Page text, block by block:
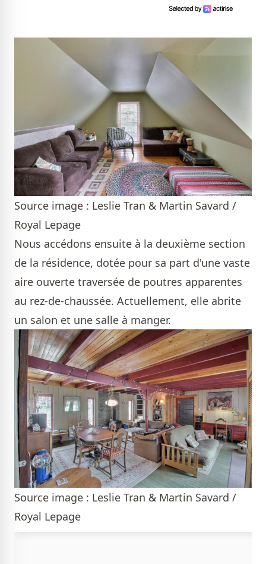
Source image : Leslie Tran & Martin Savard /
Royal Lepage
Nous accédons ensuite à la deuxième section
de la résidence, dotée pour sa part d'une vaste
aire ouverte traversée de poutres apparentes
au rez-de-chaussée. Actuellement, elle abrite
un salon et une salle à manger.
Source image : Leslie Tran & Martin Savard /
Royal Lepage